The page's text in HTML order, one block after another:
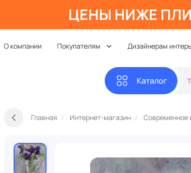
ЦЕНЫ НИЖЕ
О компании Покупателям Дизайнерам
Каталог
Главная Интернет-магазин Современное